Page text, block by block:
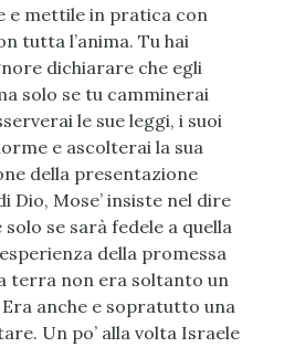
e mettile in pratica con
tutta l’anima. Tu hai
dichiarare che egli
solo se tu camminerai
le sue leggi, i suoi
e ascolterai la sua
della presentazione
Dio, Mose’ insiste nel dire
se sarà fedele a quella
della promessa
terra non era soltanto un
anche e sopratutto una
Un po’ alla volta Israele